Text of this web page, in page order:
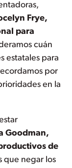
Frye,
para
cuán
estatales para
por
en la
Goodman,
de
que negar los